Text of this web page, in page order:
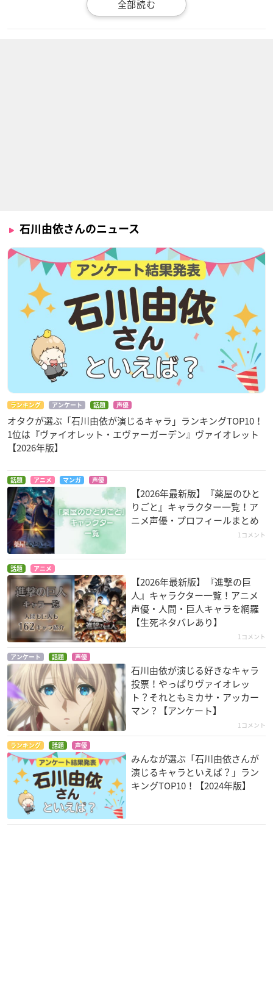
上原隼
アサシンズプライド
エリーゼ=アンジェル
アズールレーン
エンタープライズ
進撃の巨人 Season3
Part.2
ミカサ・アッカーマ
ン
子供
ミカサ・アッカーマ
ン
ヴァイオレット・エ
ヴァーガーデン
ヴァイオレット・エ
進撃の巨人 Season
2
ミカサ・アッカーマ
エロマンガ先生
高砂智恵
ガーリッシュナンバ
ー
片倉京
クオリディア・コー
ド
宇多良カナリア
ODUS（第2期）
水鏡美三香
石川由依さんのニュース
ランキング アンケート 話題 声優
オタクが選ぶ「石川由依が演じるキャラ」ランキングTOP10！
1位は『ヴァイオレット・エヴァーガーデン』ヴァイオレット
【2026年版】
話題 アニメ マンガ 声優
【2026年最新版】『薬屋のひと
りごと』キャラクター一覧！ア
ニメ声優・プロフィールまとめ
1コメント
話題 アニメ
【2026年最新版】『進撃の巨
人』キャラクター一覧！アニメ
声優・人間・巨人キャラを網羅
【生死ネタバレあり】
1コメント
アンケート 話題 声優
石川由依が演じる好きなキャラ
投票！やっぱりヴァイオレッ
ト？それともミカサ・アッカー
マン？【アンケート】
1コメント
ランキング 話題 声優
みんなが選ぶ「石川由依さんが
演じるキャラといえば？」ラン
キングTOP10！【2024年版】